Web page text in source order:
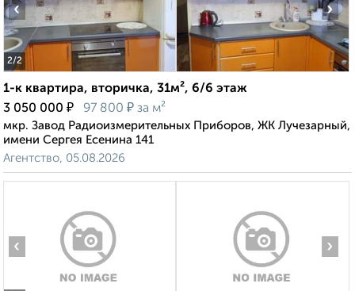
2/2
‹ ›
1-к квартира, вторичка, 31м², 6/6 этаж
3 050 000 ₽ 97 800 ₽ за м²
мкр. Завод Радиоизмерительных Приборов, ЖК Лучезарный,
имени Сергея Есенина 141
Агентство, 05.08.2026
‹ ›